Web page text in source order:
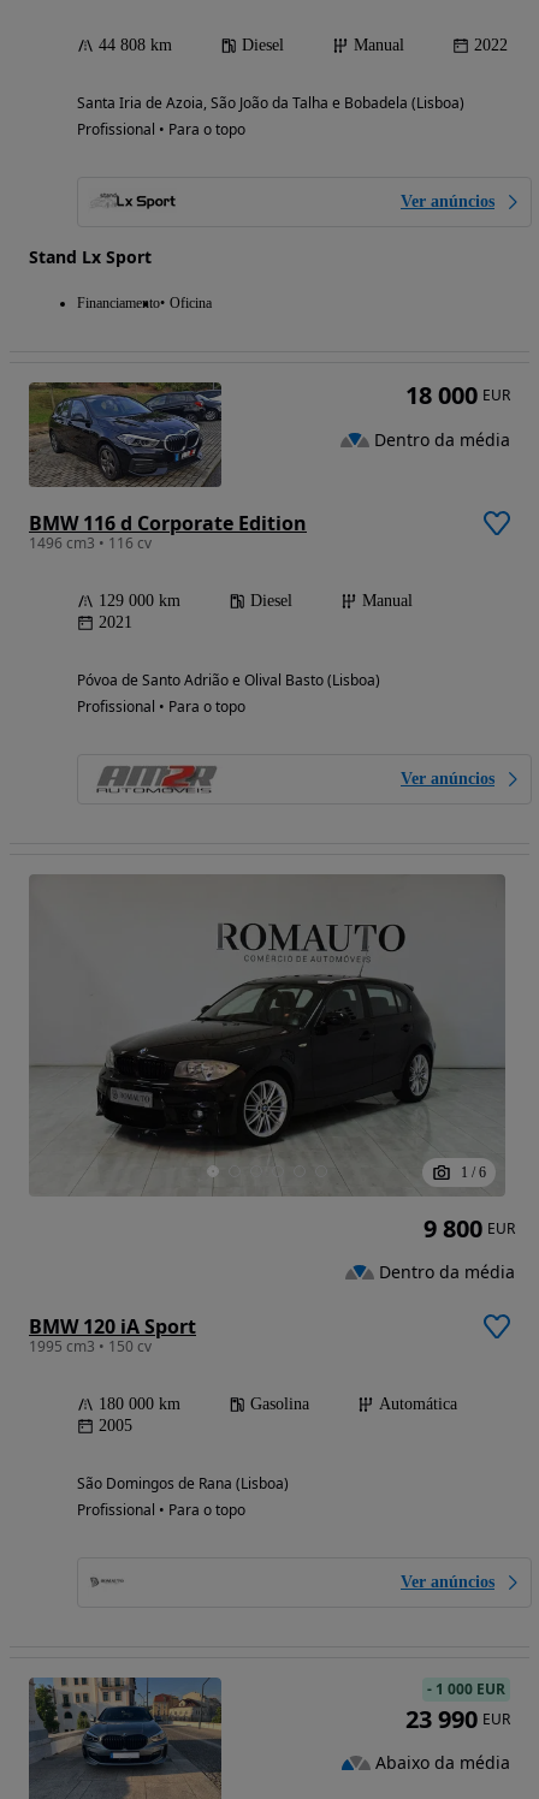
44 808 km Diesel Manual 2022
Santa Iria de Azoia, São João da Talha e Bobadela (Lisboa)
Profissional • Para o topo
Ver anúncios
Stand Lx Sport
Financiamento Oficina
BMW 116 d Corporate Edition
1496 cm3 • 116 cv
129 000 km Diesel
Manual
2021
Póvoa de Santo Adrião e Olival Basto (Lisboa)
Profissional • Para o topo
Ver anúncios
18 000 EUR
Dentro da média
1 / 6
BMW 120 iA Sport
1995 cm3 • 150 cv
180 000 km Gasolina
Automática
2005
São Domingos de Rana (Lisboa)
Profissional • Para o topo
Ver anúncios
9 800 EUR
Dentro da média
- 1 000 EUR
23 990 EUR
Abaixo da média